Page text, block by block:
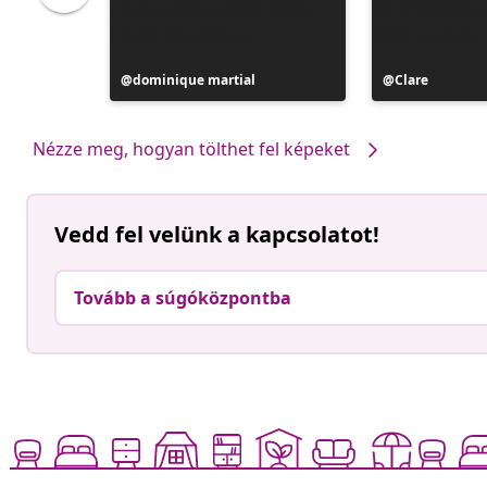
Bejegyzés
közzétevője
dominique martial
Bejegyzés
közzétevője
Clare
Nézze meg, hogyan tölthet fel képeket
Vedd fel velünk a kapcsolatot!
Tovább a súgóközpontba